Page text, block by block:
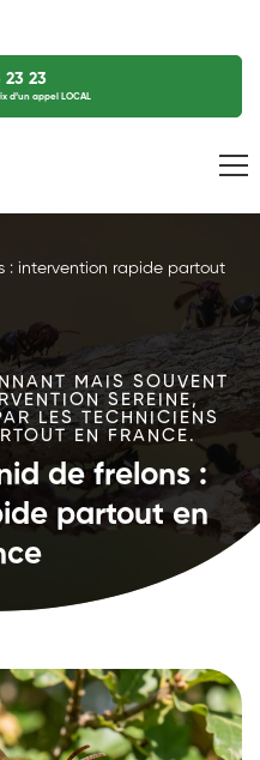
23 23
d’un appel LOCAL
: intervention rapide partout
MAIS SOUVENT
SEREINE,
LES TECHNICIENS
EN FRANCE.
de frelons :
partout en